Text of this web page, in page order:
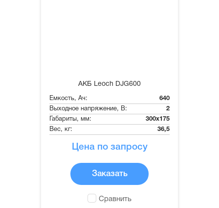
АКБ Leoch DJG600
Емкость, Ач:
640
Выходное напряжение, В:
2
Габариты, мм:
300x175
Вес, кг:
36,5
Цена по запросу
Заказать
Сравнить